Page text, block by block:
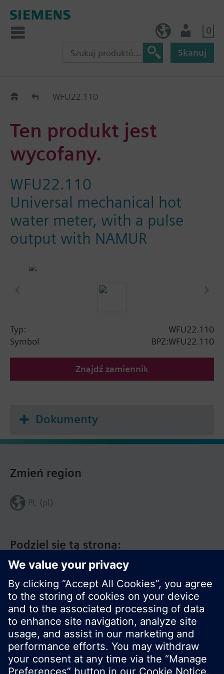
0
Skanuj
Old2NewWFU22.110
Ten produkt jest
wycofany.
WFU22.110
Universal mechanical hot
water meter, with a pulse
output with NAMUR
Typ:
WFU22.110
Symbol
BPZ:WFU22.110
Znajdź zamiennik
Dokumenty
Podziel się tą stroną:
Zmień region
PL (pl)
© Siemens Switzerland Ltd. 2020